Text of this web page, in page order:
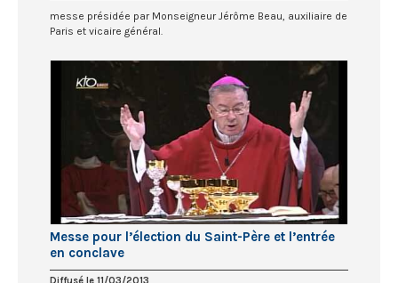
messe présidée par Monseigneur Jérôme Beau, auxiliaire de
Paris et vicaire général.
Messe pour l’élection du Saint-Père et l’entrée
en conclave
Diffusé le 11/03/2013